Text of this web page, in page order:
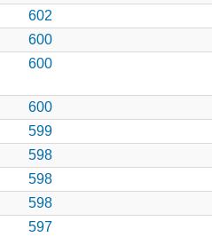
602
600
600
600
599
598
598
598
597